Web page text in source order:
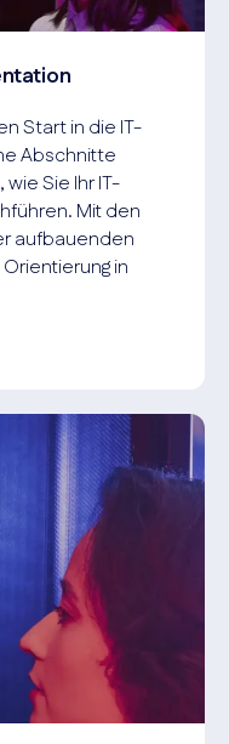
Start in die IT-
Abschnitte
Sie Ihr IT-
Mit den
aufbauenden
in